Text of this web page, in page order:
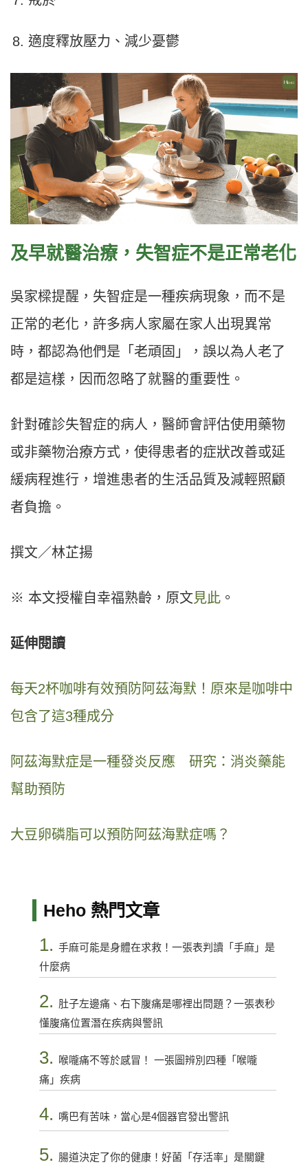
適度釋放壓力、減少憂鬱
及早就醫治療，失智症不是正常老化
吳家樑提醒，失智症是一種疾病現象，而不是
正常的老化，許多病人家屬在家人出現異常
時，都認為他們是「老頑固」，誤以為人老了
都是這樣，因而忽略了就醫的重要性。
針對確診失智症的病人，醫師會評估使用藥物
或非藥物治療方式，使得患者的症狀改善或延
緩病程進行，增進患者的生活品質及減輕照顧
者負擔。
撰文／林芷揚
※ 本文授權自幸福熟齡，原文見此 。
延伸閱讀
每天2杯咖啡有效預防阿茲海默！原來是咖啡中
包含了這3種成分
阿茲海默症是一種發炎反應 研究：消炎藥能
幫助預防
大豆卵磷脂可以預防阿茲海默症嗎？
Heho 熱門文章
1. 手麻可能是身體在求救！一張表判讀「手麻」是
什麼病
2. 肚子左邊痛、右下腹痛是哪裡出問題？一張表秒
懂腹痛位置潛在疾病與警訊
3.
喉嚨痛不等於感冒！ 一張圖辨別四種「喉嚨
痛」疾病
4. 嘴巴有苦味，當心是4個器官發出警訊
5. 腸道決定了你的健康！好菌「存活率」是關鍵